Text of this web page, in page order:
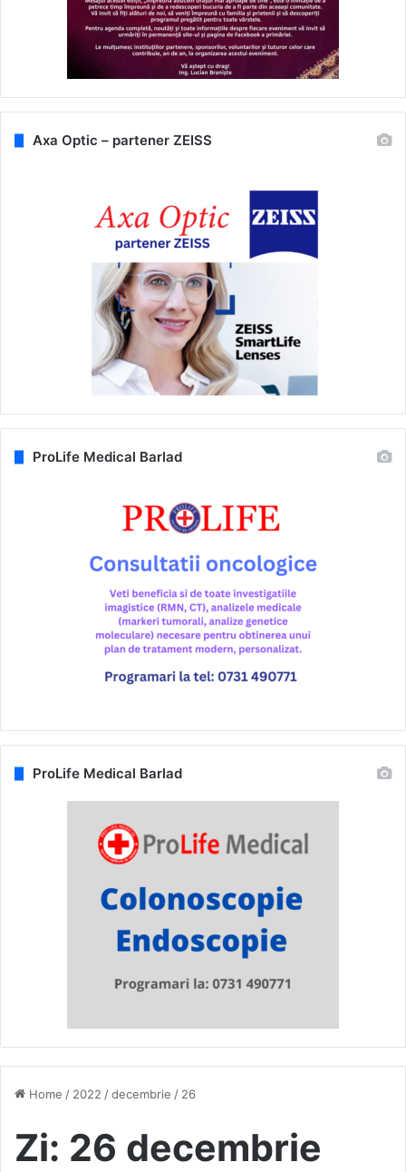
Home / 2022 /decembrie / 26
Zi: 26 decembrie
Axa Optic – partener ZEISS
ProLife Medical Barlad
ProLife Medical Barlad